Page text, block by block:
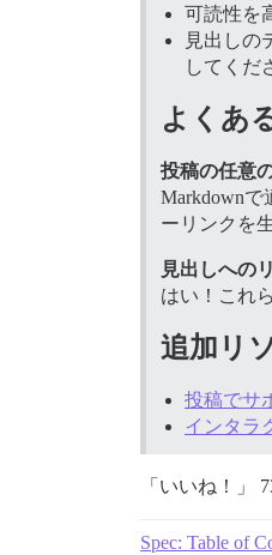
可読性を
見出しの
してくだ
よくあ
投稿の任意
Markdown
ーリンクを
見出しへの
はい！これ
追加リ
投稿でサ
インタラ
「いいね！」
Spec: Table of